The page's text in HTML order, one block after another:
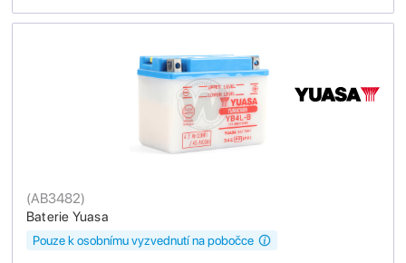
Baterie Yuasa
(AB3482)
Pouze k osobnímu vyzvednutí na pobočce